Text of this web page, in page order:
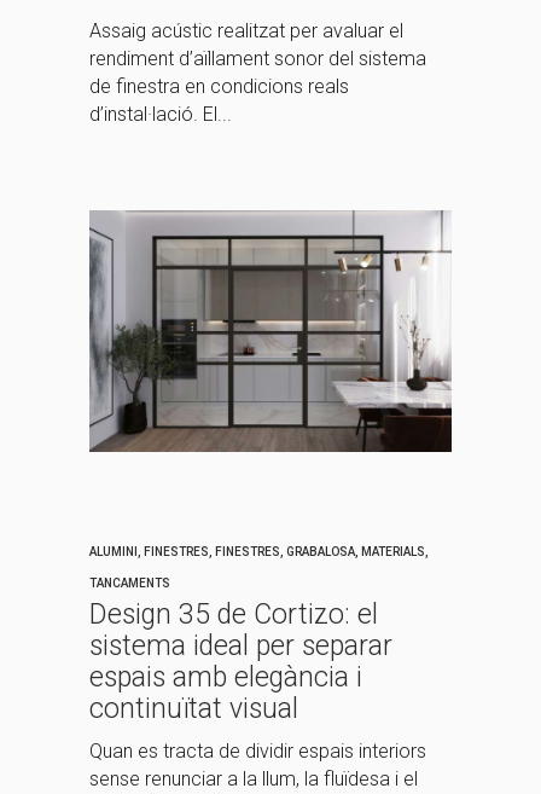
Assaig acústic realitzat per avaluar el
rendiment d’aïllament sonor del sistema
de finestra en condicions reals
d’instal·lació. El...
ALUMINI FINESTRES FINESTRES GRABALOSA MATERIALS
TANCAMENTS
Design 35 de Cortizo: el
sistema ideal per separar
espais amb elegància i
continuïtat visual
Quan es tracta de dividir espais interiors
sense renunciar a la llum, la fluïdesa i el